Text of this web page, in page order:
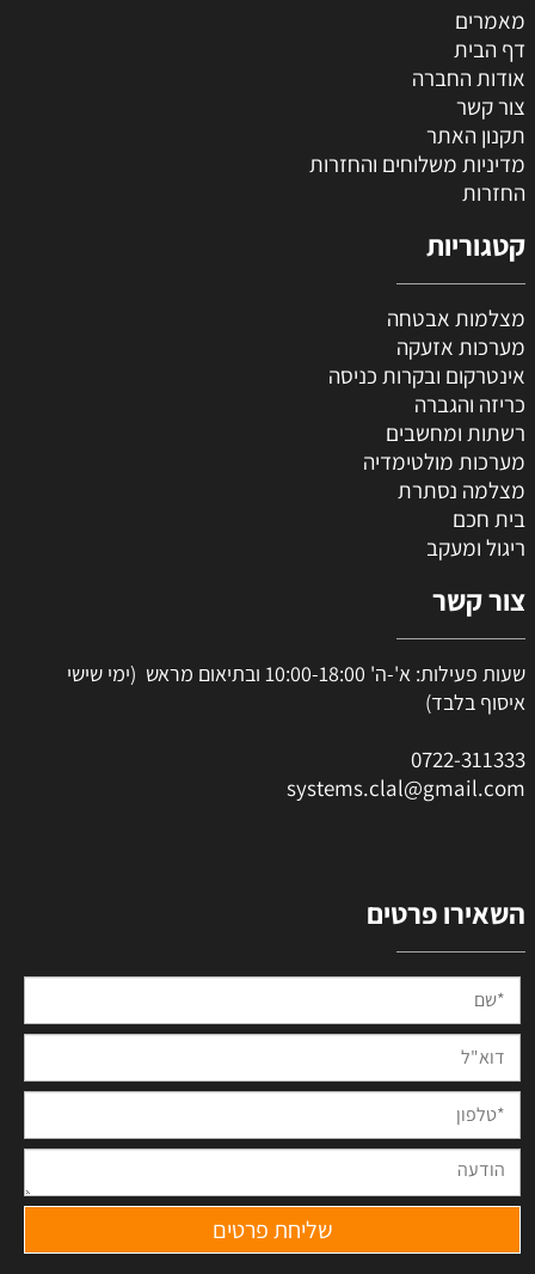
מאמרים
דף הבית
אודות החברה
צור קשר
תקנון האתר
מדיניות משלוחים והחזרות
החזרות
קטגוריות
מצלמות אבטחה
מערכות אזעקה
אינטרקום ובקרות כניסה
כריזה והגברה
רשתות ומחשבים
מערכות מולטימדיה
מצלמה נסתרת
בית חכם
ריגול ומעקב
צור קשר
שעות פעילות: א'-ה' 10:00-18:00 ובתיאום מראש (ימי שישי
איסוף בלבד)
0722-311333
systems.clal@gmail.com
השאירו פרטים